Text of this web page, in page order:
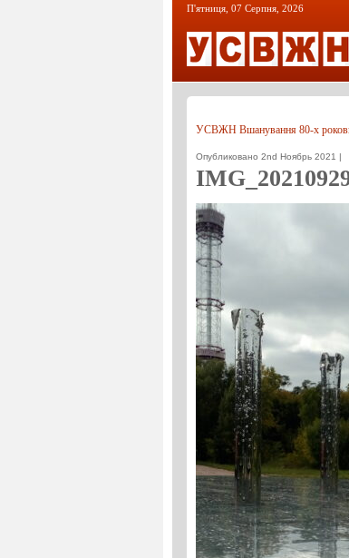
П'ятниця, 07 Серпня, 2026
УСВЖН Вшанування 80-х
Опубликовано 2nd Ноябрь 2021 |